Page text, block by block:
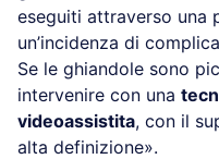
eseguiti attraverso una
un’incidenza di
Se le ghiandole sono
intervenire con una
videoassistita, con il
alta definizione».